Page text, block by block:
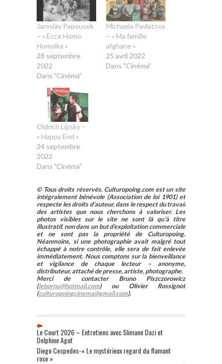
Jaroslav Papousek
– « Ecce Homo
Homolka »
28 septembre
2022
Dans "Cinéma"
Michaela Pavlatova
– « Ma famille
afghane »
25 avril 2022
Dans "Cinéma"
Oldrich Lipsky –
« Happy End »
24 septembre
2022
Dans "Cinéma"
© Tous droits réservés. Culturopoing.com est un site
intégralement bénévole (Association de loi 1901) et
respecte les droits d’auteur, dans le respect du travail
des artistes que nous cherchons à valoriser. Les
photos visibles sur le site ne sont là qu’à titre
illustratif, non dans un but d’exploitation commerciale
et ne sont pas la propriété de Culturopoing.
Néanmoins, si une photographie avait malgré tout
échappé à notre contrôle, elle sera de fait enlevée
immédiatement. Nous comptons sur la bienveillance
et vigilance de chaque lecteur – anonyme,
distributeur, attaché de presse, artiste, photographe.
Merci de contacter Bruno Piszczorowicz
(lebornu@hotmail.com) ou Olivier Rossignot
(culturopoingcinema@gmail.com).
Le Court 2026 – Entretiens avec Slimane Dazi et
Delphine Agut
Diego Cespedes-« Le mystérieux regard du flamant
rose »